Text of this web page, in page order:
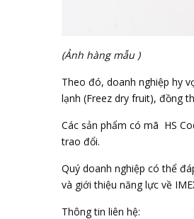
(Ảnh hàng mẫu )
Theo đó, doanh nghiệp hy
lạnh (Freez dry fruit), đồng
Các sản phẩm có mã HS
trao đổi.
Quý doanh nghiệp có thể
và giới thiệu năng lực về
Thông tin liên hệ: